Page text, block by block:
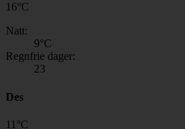
16°C
Natt:
9°C
Regnfrie dager:
23
Des
11 °C